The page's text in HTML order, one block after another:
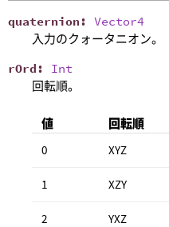
quaternion:Vector4
入力のクォータニオン。
rOrd: Int
回転順。
値
回転順
0
XYZ
1 XZY
2 YXZ